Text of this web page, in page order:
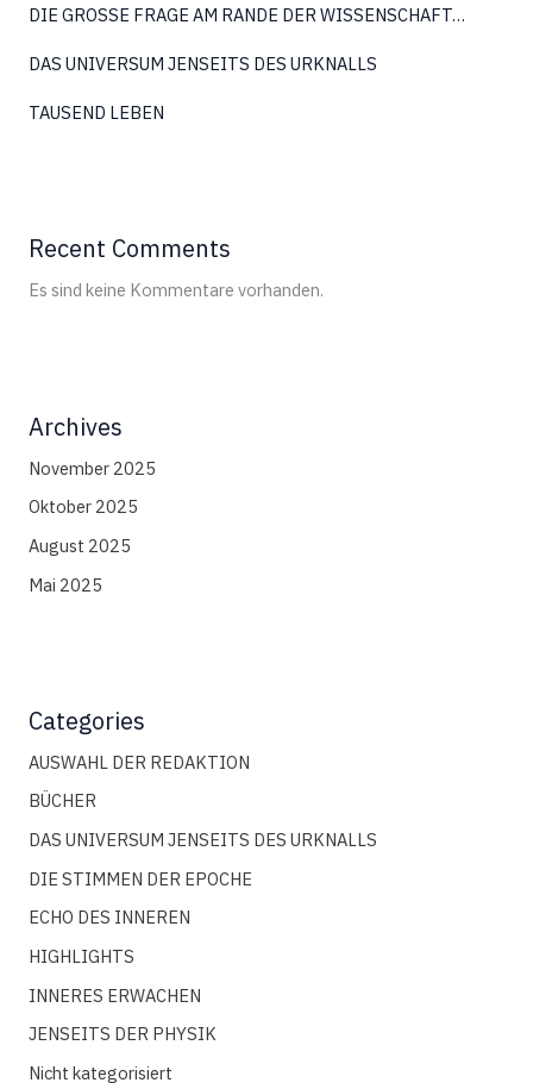
DIE GROSSE FRAGE AM RANDE DER WISSENSCHAFT…
DAS UNIVERSUM JENSEITS DES URKNALLS
TAUSEND LEBEN
Recent Comments
Es sind keine Kommentare vorhanden.
Archives
November 2025
Oktober 2025
August 2025
Mai 2025
Categories
AUSWAHL DER REDAKTION
BÜCHER
DAS UNIVERSUM JENSEITS DES URKNALLS
DIE STIMMEN DER EPOCHE
ECHO DES INNEREN
HIGHLIGHTS
INNERES ERWACHEN
JENSEITS DER PHYSIK
Nicht kategorisiert